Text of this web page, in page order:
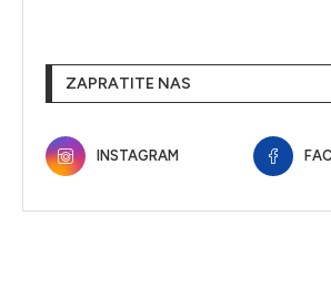
ZAPRATITE NAS
INSTAGRAM